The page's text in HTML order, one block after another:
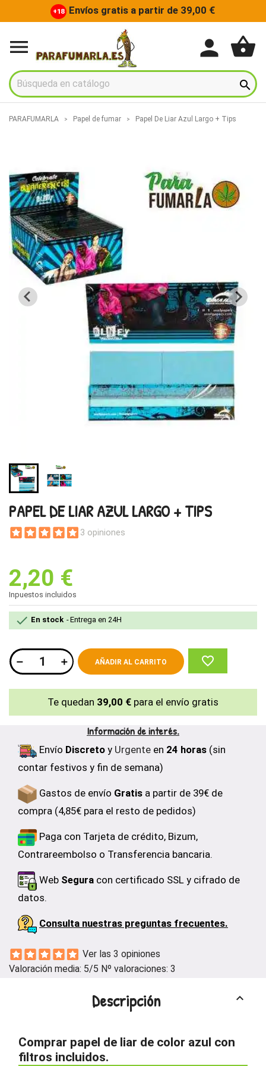
+18 Envíos gratis a partir de 39,00 €
 person shopping_basket

PARAFUMARLA Papel de fumar Papel De Liar Azul Largo + Tips
PAPEL DE LIAR AZUL LARGO + TIPS
3 opiniones
2,20 €
Inpuestos incluidos
 En stock Entrega en 24H
AÑADIR AL CARRITO favorite_border
Te quedan 39,00 € para el envío gratis
Información de interés.
Envío Discreto y Urgente en 24 horas (sin
contar festivos y fin de semana)
Gastos de envío Gratis a partir de 39€ de
compra (4,85€ para el resto de pedidos)
Paga con Tarjeta de crédito, Bizum,
Contrareembolso o Transferencia bancaria.
Web Segura con certificado SSL y cifrado de
datos.
Consulta nuestras preguntas frecuentes.
Ver las 3 opiniones
Valoración media: 5/5 Nº valoraciones: 3
Descripción keyboard_arrow_up
Comprar papel de liar de color azul con
filtros incluidos.